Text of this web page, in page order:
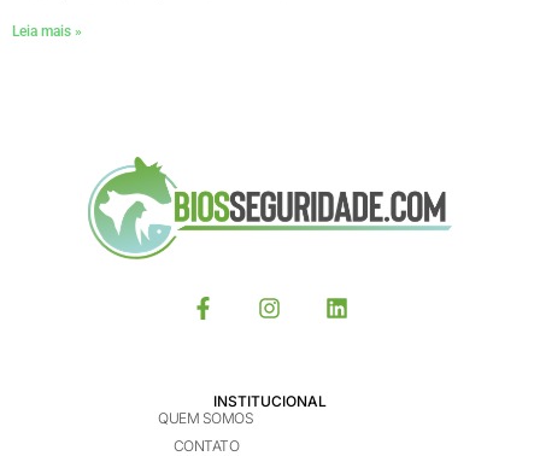
Leia mais »
INSTITUCIONAL
QUEM SOMOS
CONTATO